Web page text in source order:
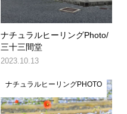
ナチュラルヒーリングPhoto/
三十三間堂
2023.10.13
ナチュラルヒーリングPHOTO